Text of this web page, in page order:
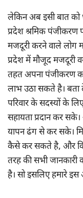
लेकिन अब इसी बात को
प्रदेश श्रमिक पंजीकरण
मजदूरी करने वाले लोग
प्रदेश में मौजूद मजदूरी
तहत अपना पंजीकरण
लाभ उठा सकते है। बता
परिवार के सदस्यों के
सहायता प्रदान कर
यापन ढंग से कर सके।
कैसे कर सकते है, और
तरह की सभी
है। सो इसलिए हमारे